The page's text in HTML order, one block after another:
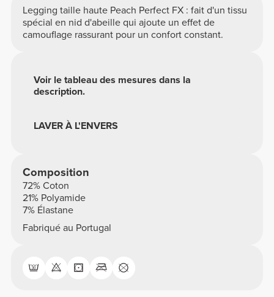
Legging taille haute Peach Perfect FX : fait d'un tissu
spécial en nid d'abeille qui ajoute un effet de
camouflage rassurant pour un confort constant.
LAVER À L'ENVERS
Voir le tableau des mesures dans la
description.
Composition
72% Coton
21% Polyamide
7% Élastane
Fabriqué au Portugal